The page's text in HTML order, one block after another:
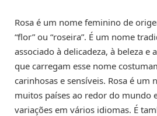
Rosa é um nome feminino de
“flor” ou “roseira”. É um nome
associado à delicadeza, à beleza e
que carregam esse nome
carinhosas e sensíveis. Rosa é um
muitos países ao redor do mundo
variações em vários idiomas. É